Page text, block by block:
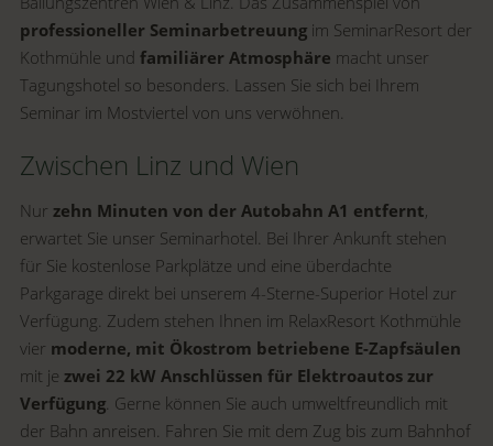
professioneller Seminarbetreuung im SeminarResort der
Kothmühle und familiärer Atmosphäre macht unser
Tagungshotel so besonders. Lassen Sie sich bei Ihrem
Seminar im Mostviertel von uns verwöhnen.
Zwischen Linz und Wien
Nurzehn Minuten von der Autobahn A1 entfernt,
erwartet Sie unser Seminarhotel. Bei Ihrer Ankunft stehen
für Sie kostenlose Parkplätze und eine überdachte
Parkgarage direkt bei unserem 4-Sterne-Superior Hotel zur
Verfügung. Zudem stehen Ihnen im RelaxResort Kothmühle
vier moderne, mit Ökostrom betriebene E-Zapfsäulen
mit je zwei 22 kW Anschlüssen für Elektroautos zur
Verfügung. Gerne können Sie auch umweltfreundlich mit
der Bahn anreisen. Fahren Sie mit dem Zug bis zum Bahnhof